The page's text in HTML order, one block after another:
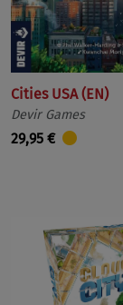
Cities USA (EN)
Devir Games
29,95 €